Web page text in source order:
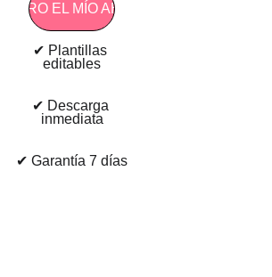
EL MÍO AHORA!
✔ Plantillas
editables
✔ Descarga
inmediata
✔ Garantía 7 días